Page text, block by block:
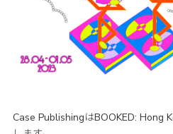
Case PublishingはBOOKED: Hong